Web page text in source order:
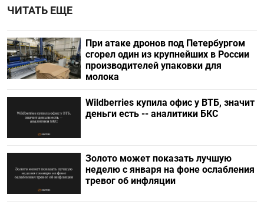
ЧИТАТЬ ЕЩЕ
При атаке дронов под Петербургом
сгорел один из крупнейших в России
производителей упаковки для
молока
Wildberries купила офис у ВТБ, значит
деньги есть -- аналитики БКС
Золото может показать лучшую
неделю с января на фоне ослабления
тревог об инфляции